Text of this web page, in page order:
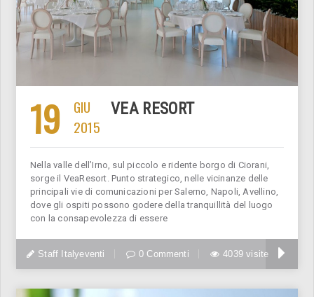
19
GIU
2015
VEA RESORT
Nella valle dell’Irno, sul piccolo e ridente borgo di Ciorani,
sorge il VeaResort. Punto strategico, nelle vicinanze delle
principali vie di comunicazioni per Salerno, Napoli, Avellino,
dove gli ospiti possono godere della tranquillità del luogo
con la consapevolezza di essere
Staff Italyeventi 0 Commenti 4039 visite